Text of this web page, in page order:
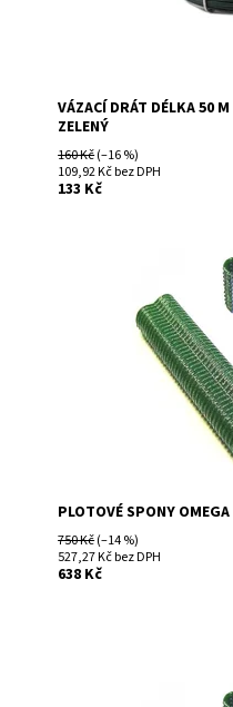
VÁZACÍ DRÁT DÉLKA 50
ZELENÝ
160 Kč(–16 %)
109,92 Kč bez DPH
133 Kč
výrazně zkracuje dobu
montážní příslušenství
Na
1000500-
Fence
PLOTOVÉ SPONY
750 Kč(–14 %)
527,27 Kč bez DPH
638 Kč